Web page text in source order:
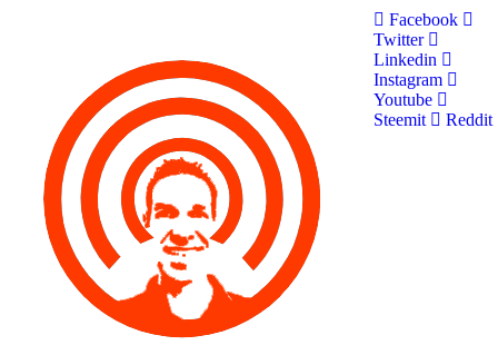
Facebook
Twitter
Linkedin
Instagram
Youtube
Steemit
Reddit